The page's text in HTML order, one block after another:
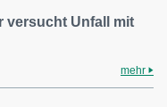
versucht Unfall mit
mehr